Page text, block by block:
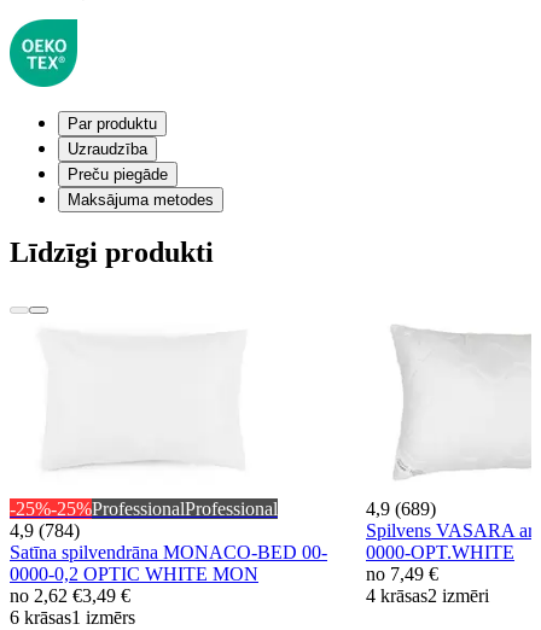
Par produktu
Uzraudzība
Preču piegāde
Maksājuma metodes
Līdzīgi produkti
-25%-25%ProfessionalProfessional
4,9 (784)
Satīna spilvendrāna MONACO-BED 00-
0000-0,2 OPTIC WHITE MON
no 2,62 €3,49 €
6 krāsas1 izmērs
4,9 (689)
Spilvens VASARA ar
0000-OPT.WHITE
no 7,49 €
4 krāsas2 izmēri